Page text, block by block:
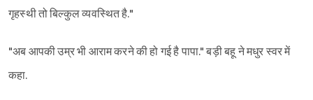
गृहस्थी तो बिल्कुल व्यवस्थित है."
"अब आपकी उम्र भी आराम करने की हो गई है पापा." बड़ी बहू ने मधुर स्वर में
कहा.